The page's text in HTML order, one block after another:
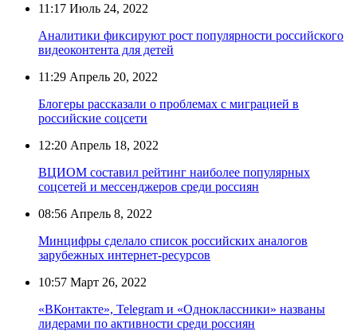
11:17 Июль 24, 2022
Аналитики фиксируют рост популярности российского
видеоконтента для детей
11:29 Апрель 20, 2022
Блогеры рассказали о проблемах с миграцией в
российские соцсети
12:20 Апрель 18, 2022
ВЦИОМ составил рейтинг наиболее популярных
соцсетей и мессенджеров среди россиян
08:56 Апрель 8, 2022
Минцифры сделало список российских аналогов
зарубежных интернет-ресурсов
10:57 Март 26, 2022
«ВКонтакте», Telegram и «Одноклассники» названы
лидерами по активности среди россиян